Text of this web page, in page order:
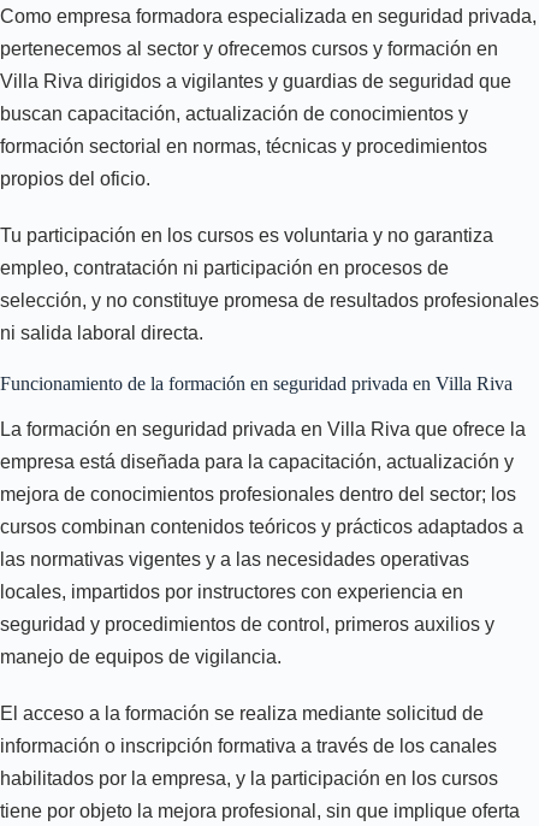
Como empresa formadora especializada en seguridad privada,
pertenecemos al sector y ofrecemos cursos y formación en
Villa Riva dirigidos a vigilantes y guardias de seguridad que
buscan capacitación, actualización de conocimientos y
formación sectorial en normas, técnicas y procedimientos
propios del oficio.
Tu participación en los cursos es voluntaria y no garantiza
empleo, contratación ni participación en procesos de
selección, y no constituye promesa de resultados profesionales
ni salida laboral directa.
Funcionamiento de la formación en seguridad privada en Villa Riva
La formación en seguridad privada en Villa Riva que ofrece la
empresa está diseñada para la capacitación, actualización y
mejora de conocimientos profesionales dentro del sector; los
cursos combinan contenidos teóricos y prácticos adaptados a
las normativas vigentes y a las necesidades operativas
locales, impartidos por instructores con experiencia en
seguridad y procedimientos de control, primeros auxilios y
manejo de equipos de vigilancia.
El acceso a la formación se realiza mediante solicitud de
información o inscripción formativa a través de los canales
habilitados por la empresa, y la participación en los cursos
tiene por objeto la mejora profesional, sin que implique oferta